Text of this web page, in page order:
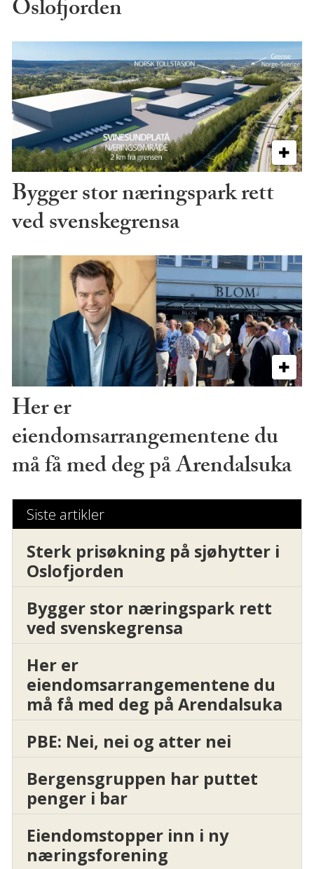
Oslofjorden
Bygger stor næringspark rett
ved svenskegrensa
Her er
eiendomsarrangementene du
må få med deg på Arendalsuka
Siste artikler
Sterk prisøkning på sjøhytter i
Oslofjorden
Bygger stor næringspark rett
ved svenskegrensa
Her er
eiendomsarrangementene du
må få med deg på Arendalsuka
PBE: Nei, nei og atter nei
Bergensgruppen har puttet
penger i bar
Eiendomstopper inn i ny
næringsforening